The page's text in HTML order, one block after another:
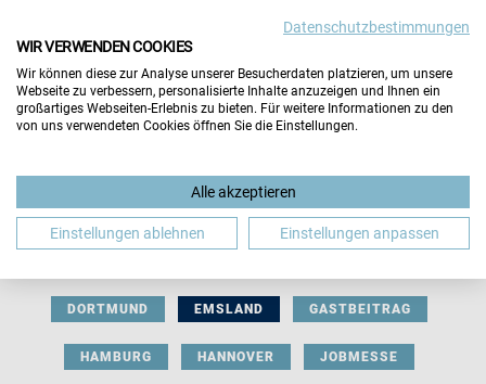
BERUFLICHE ORIENTIERUNG BEWERBUNG
DORTMUND EMSLAND GASTBEITRAG
HAMBURG HANNOVER JOBMESSE
Datenschutzbestimmungen
WIR VERWENDEN COOKIES
Wir können diese zur Analyse unserer Besucherdaten platzieren, um unsere
Webseite zu verbessern, personalisierte Inhalte anzuzeigen und Ihnen ein
großartiges Webseiten-Erlebnis zu bieten. Für weitere Informationen zu den
von uns verwendeten Cookies öffnen Sie die Einstellungen.
Alle akzeptieren
Einstellungen ablehnen Einstellungen anpassen